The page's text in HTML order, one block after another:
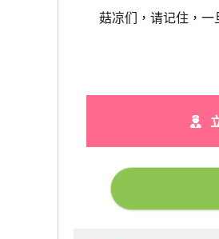
菇凉们，请记住，一旦